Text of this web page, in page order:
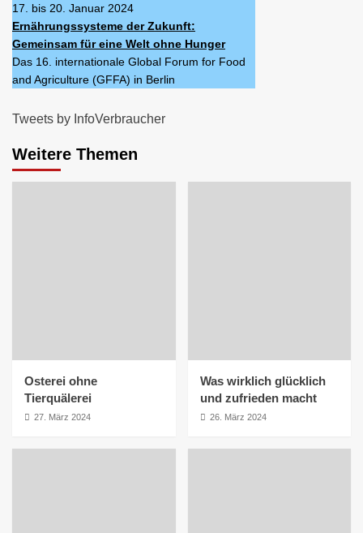
17. bis 20. Januar 2024
Ernährungssysteme der Zukunft:
Gemeinsam für eine Welt ohne Hunger
Das 16. internationale Global Forum for Food
and Agriculture (GFFA) in Berlin
Tweets by InfoVerbraucher
Weitere Themen
Osterei ohne
Tierquälerei
27. März 2024
Was wirklich glücklich
und zufrieden macht
26. März 2024